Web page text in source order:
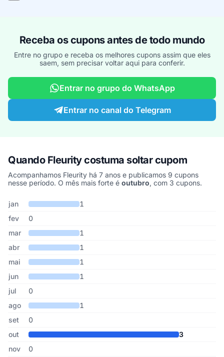
Receba os cupons antes de todo mundo
Entre no grupo e receba os melhores cupons assim que eles
saem, sem precisar voltar aqui para conferir.
Entrar no grupo do WhatsApp
Entrar no canal do Telegram
Quando Fleurity costuma soltar cupom
Acompanhamos Fleurity há 7 anos e publicamos 9 cupons
nesse período. O mês mais forte é outubro, com 3 cupons.
Cupons de Fleurity publicados por mês, somando os últimos 7
Mês Cupons publicados
jan
1
fev
0
mar
1
abr
1
mai
1
jun
1
jul
0
ago
1
set
0
out
3
nov
0